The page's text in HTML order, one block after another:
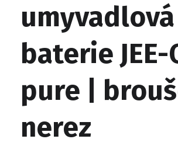
umyvadlová
baterie JEE-
pure |
nerez